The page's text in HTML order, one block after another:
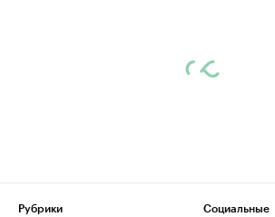
Рубрики
Социальные